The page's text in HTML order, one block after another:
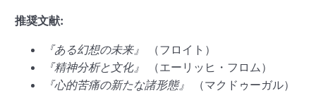
推奨文献:
『ある幻想の未来』
（フロイト）
『精神分析と文化』
（エーリッヒ・フロム）
『心的苦痛の新たな諸形態』
（マクドゥーガル）